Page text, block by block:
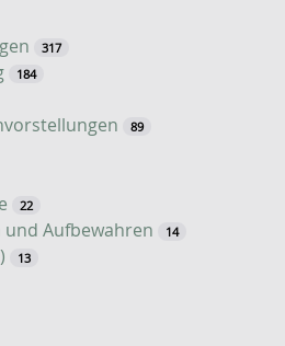
317
184
89
22
Aufbewahren 14
13